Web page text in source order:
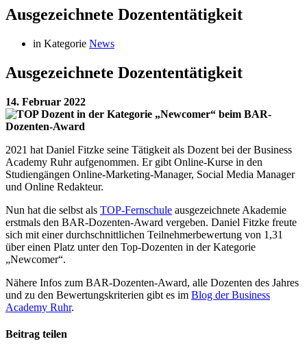
Ausgezeichnete Dozententätigkeit
in Kategorie News
Ausgezeichnete Dozententätigkeit
14. Februar 2022
2021 hat Daniel Fitzke seine Tätigkeit als Dozent bei der Business
Academy Ruhr aufgenommen. Er gibt Online-Kurse in den
Studiengängen Online-Marketing-Manager, Social Media Manager
und Online Redakteur.
Nun hat die selbst als TOP-Fernschule ausgezeichnete Akademie
erstmals den BAR-Dozenten-Award vergeben. Daniel Fitzke freute
sich mit einer durchschnittlichen Teilnehmerbewertung von 1,31
über einen Platz unter den Top-Dozenten in der Kategorie
„Newcomer“.
Nähere Infos zum BAR-Dozenten-Award, alle Dozenten des Jahres
und zu den Bewertungskriterien gibt es im Blog der Business
Academy Ruhr.
Beitrag teilen